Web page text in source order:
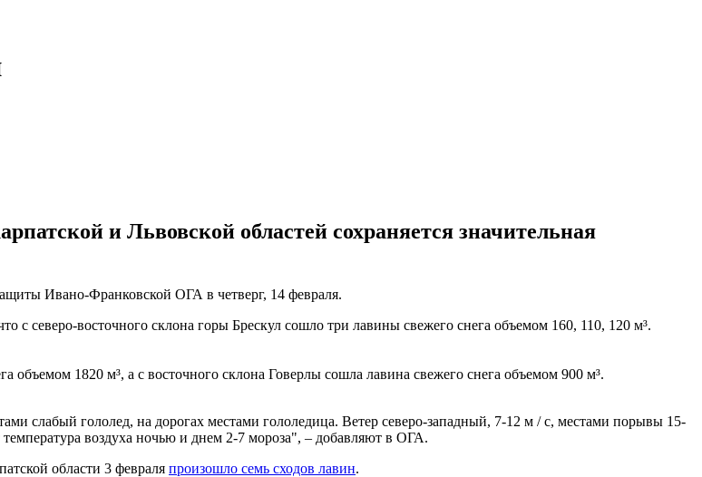
и Львовской областей сохраняется значительная
Ивано-Франковской ОГА в четверг, 14 февраля.
северо-восточного склона горы Брескул сошло три лавины свежего снега объемом 160, 110, 120 м³.
объемом 1820 м³, а с восточного склона Говерлы сошла лавина свежего снега объемом 900 м³.
слабый гололед, на дорогах местами гололедица. Ветер северо-западный, 7-12 м / с, местами порывы 15-
воздуха ночью и днем 2-7 мороза", – добавляют в ОГА.
области 3 февраля произошло семь сходов лавин.